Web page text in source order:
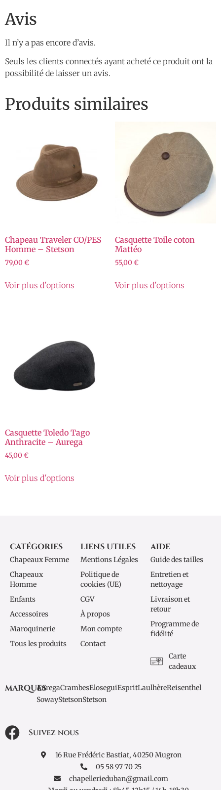
Avis
Il n’y a pas encore d’avis.
Seuls les clients connectés ayant acheté ce produit ont la
possibilité de laisser un avis.
Produits similaires
Chapeau Traveler CO/PES
Homme – Stetson
79,00 €
Voir plus d'options
Casquette Toile coton
Mattéo
55,00 €
Voir plus d'options
Casquette Toledo Tago
Anthracite – Aurega
45,00 €
Voir plus d'options
CATÉGORIES
Chapeaux Femme
Chapeaux
Homme
Enfants
Accessoires
Maroquinerie
Tous les produits
LIENS UTILES
Mentions Légales
Politique de
cookies (UE)
CGV
À propos
Mon compte
Contact
AIDE
Guide des tailles
Entretien et
nettoyage
Livraison et
retour
Programme de
fidélité
Carte
cadeaux
Suivez nous
16 Rue Frédéric Bastiat, 40250 Mugron
05 58 97 70 25
chapellerieduban@gmail.com
MARQUESAuregaCrambesEloseguiEspritLaulhèreReisenthel
SowayStetsonStetson